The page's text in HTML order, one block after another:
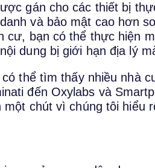
gán cho các thiết bị
và bảo mật cao hơn
cư, bạn có thể thực hiện
dung bị giới hạn địa lý
thể tìm thấy nhiều nhà
đến Oxylabs và
chút vì chúng tôi hiểu